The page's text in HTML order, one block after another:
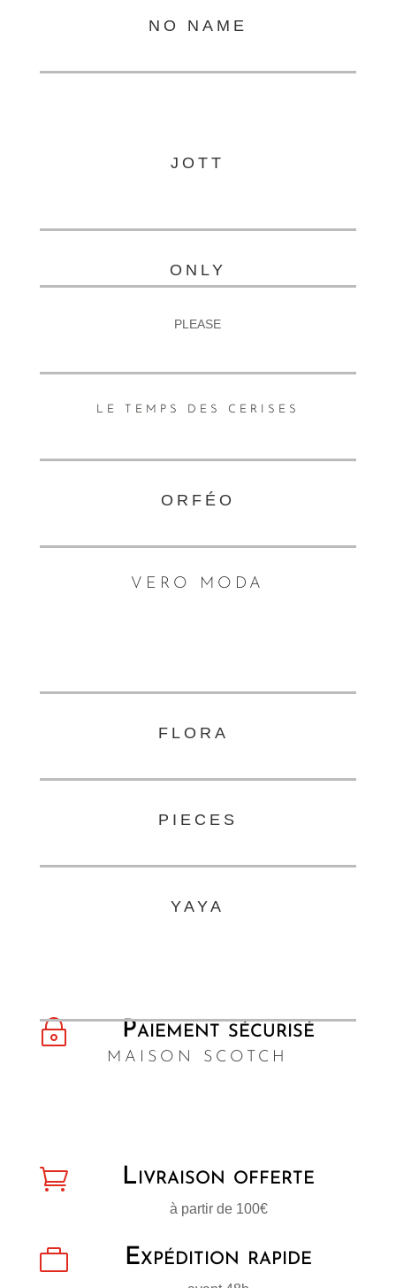
NO NAME
JOTT
ONLY
PLEASE
LE TEMPS DES CERISES
ORFÉO
VERO MODA
FLORA
PIECES
YAYA
~ Paiement sécurisé
MAISON SCOTCH
 Livraison offerte
à partir de 100€
 Expédition rapide